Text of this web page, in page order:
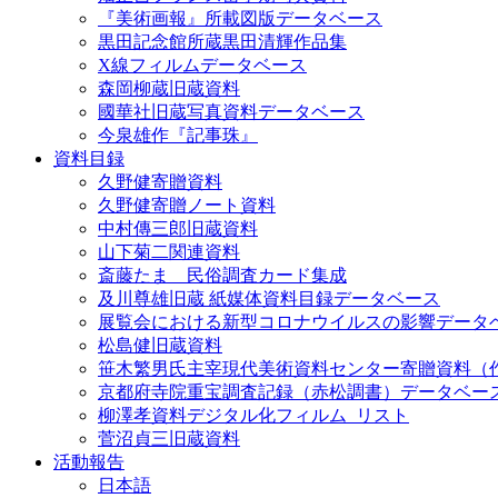
『美術画報』所載図版データベース
黒田記念館所蔵黒田清輝作品集
X線フィルムデータベース
森岡柳蔵旧蔵資料
國華社旧蔵写真資料データベース
今泉雄作『記事珠』
資料目録
久野健寄贈資料
久野健寄贈ノート資料
中村傳三郎旧蔵資料
山下菊二関連資料
斎藤たま 民俗調査カード集成
及川尊雄旧蔵 紙媒体資料目録データベース
展覧会における新型コロナウイルスの影響データ
松島健旧蔵資料
笹木繁男氏主宰現代美術資料センター寄贈資料（
京都府寺院重宝調査記録（赤松調書）データベー
柳澤孝資料デジタル化フィルム_リスト
菅沼貞三旧蔵資料
活動報告
日本語